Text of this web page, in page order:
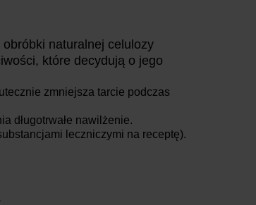
naturalnej celulozy
które decydują o jego
zmniejsza tarcie podczas
długotrwałe nawilżenie.
leczniczymi na receptę).